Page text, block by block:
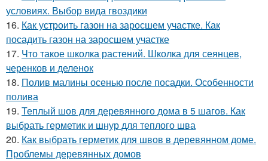
условиях. Выбор вида гвоздики
16. Как устроить газон на заросшем участке. Как
посадить газон на заросшем участке
17. Что такое школка растений. Школка для сеянцев,
черенков и деленок
18. Полив малины осенью после посадки. Особенности
полива
19. Теплый шов для деревянного дома в 5 шагов. Как
выбрать герметик и шнур для теплого шва
20. Как выбрать герметик для швов в деревянном доме.
Проблемы деревянных домов